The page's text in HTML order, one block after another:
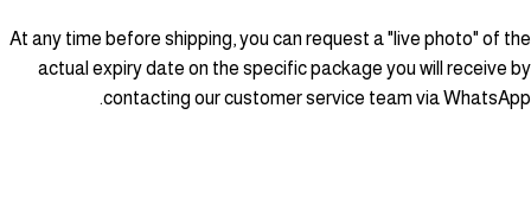
At any time before shipping, you can request a "live photo" of the
actual expiry date on the specific package you will receive by
contacting our customer service team via WhatsApp.